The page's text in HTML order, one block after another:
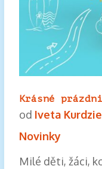
Krásné
od Iveta
Novinky
Milé děti, žáci,